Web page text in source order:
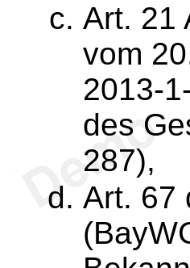
Art. 21
vom
2013-
des
287),
Art. 67